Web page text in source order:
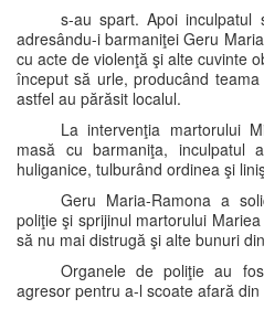
s-au spart. Apoi inculpatul
adresându-i barmaniţei Geru
cu acte de violenţă şi alte cuvinte
început să urle, producând
astfel au părăsit localul.
La intervenţia martorului
masă cu barmaniţa, inculpatul
huliganice, tulburând ordinea şi
Geru Maria-Ramona a
poliţie şi sprijinul martorului
să nu mai distrugă şi alte bunuri
Organele de poliţie au
agresor pentru a-l scoate afară din